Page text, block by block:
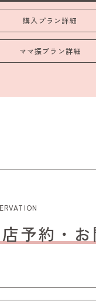
購入プラン詳細
ママ振プラン詳細
予約・